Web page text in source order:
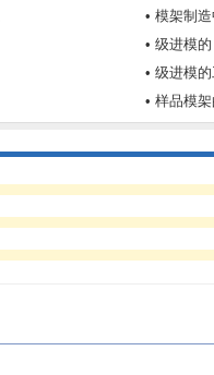
• 模架制
• 级进模
• 级进模
• 样品模